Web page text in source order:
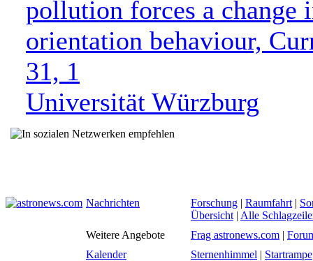
pollution forces a change
orientation behaviour,
31, 1
Universität Würzburg
Nachrichten Forschung | Raumfahrt |
Übersicht | Alle
Weitere Angebote
Frag astronews.com |
Kalender
Sternenhimmel | Startrampe